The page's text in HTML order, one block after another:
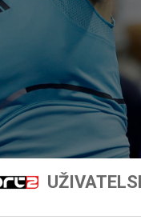
fotbalových a